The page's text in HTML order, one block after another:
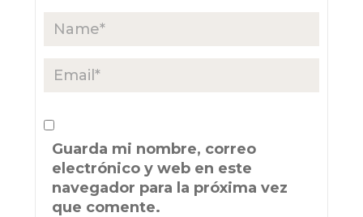
Guarda mi nombre, correo
electrónico y web en este
navegador para la próxima vez
que comente.